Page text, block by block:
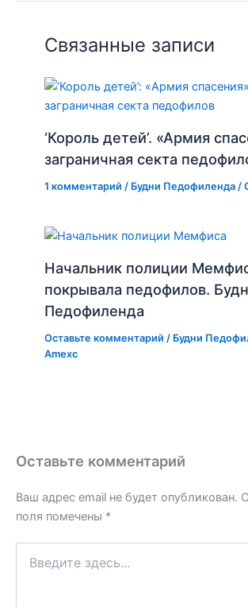
Связанные записи
‘Король детей’. «Армия
заграничная секта
1 комментарий / Будни Педофиленда /
Начальник полиции
покрывала педофилов.
Педофиленда
Оставьте комментарий / Будни
Amexc
Оставьте комментарий
Ваш адрес email не будет опубликован.
поля помечены *
здесь...